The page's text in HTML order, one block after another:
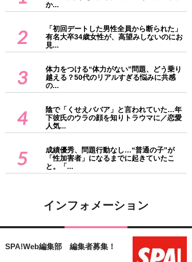
か...
2
「初回デートした男性全員から断られた」
有名大卒34歳女性が、高望みしないのにお
見...
3
体力をつける“体力がない”問題、どう乗り
越える？50代のリアルすぎる悩みに共感
の...
4
陰で「くせえババア」と言われていた…年
下彼氏のウラの顔を知りトラウマに／恋愛
人気...
5
成績優秀、問題行動なし…“普通の子”が
「性加害者」になるまでに起きていたこ
と。「...
インフォメーション
SPA!Web編集部 編集者募集！